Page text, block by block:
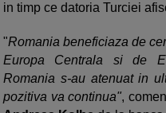
in timp ce datoria Turciei
"Romania beneficiaza de
Europa Centrala si de
Romania s-au atenuat in
pozitiva va continua",